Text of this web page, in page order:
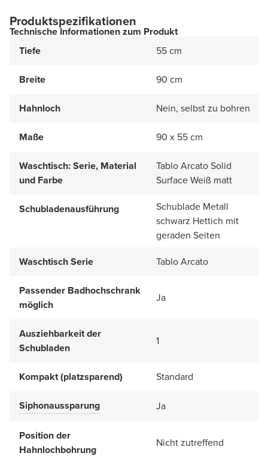
Produktspezifikationen
Technische Informationen zum Produkt
Tiefe
55 cm
Breite 90 cm
Hahnloch Nein, selbst zu bohren
Maße 90 x 55 cm
Waschtisch: Serie, Material
und Farbe
Tablo Arcato Solid
Surface Weiß matt
Schubladenausführung
Schublade Metall
schwarz Hettich mit
geraden Seiten
Waschtisch Serie
Tablo Arcato
Passender Badhochschrank
möglich
Ja
Ausziehbarkeit der
Schubladen
1
Kompakt (platzsparend) Standard
Siphonaussparung Ja
Position der
Hahnlochbohrung
Nicht zutreffend